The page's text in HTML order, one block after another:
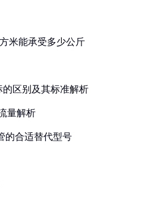
米能承受多少公斤
的区别及其标准解析
量解析
的合适替代型号